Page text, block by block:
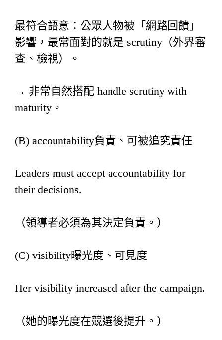
最符合語意：公眾人物被「網路回饋」
影響，最常面對的就是 scrutiny（外界審
查、檢視）。
→ 非常自然搭配 handle scrutiny with
maturity。
(B) accountability負責、可被追究責任
Leaders must accept accountability for
their decisions.
（領導者必須為其決定負責。）
(C) visibility曝光度、可見度
Her visibility increased after the campaign.
（她的曝光度在競選後提升。）